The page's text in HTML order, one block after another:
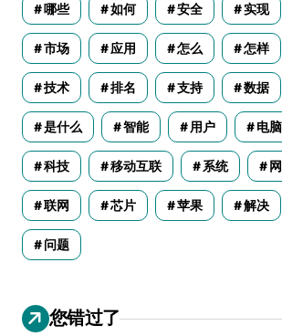
哪些 如何 安全 实现
市场 应用 怎么 怎样
技术 排名 支持 数据
是什么 智能 用户 电脑
科技 移动互联 系统
联网 芯片 苹果 解决
问题
您错过了